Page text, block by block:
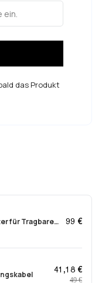
das Produkt
für Tragbare
99 €
49 €
41,18 €